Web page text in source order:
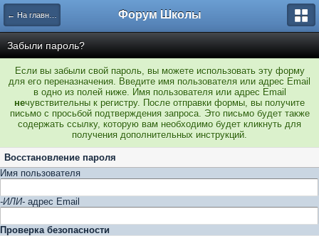
← На главную страницу Форум Школы
Забыли пароль?
Если вы забыли свой пароль, вы можете использовать эту форму
для его переназначения. Введите имя пользователя или адрес Email
в одно из полей ниже. Имя пользователя или адрес Email
нечувствительны к регистру. После отправки формы, вы получите
письмо с просьбой подтверждения запроса. Это письмо будет также
содержать ссылку, которую вам необходимо будет кликнуть для
получения дополнительных инструкций.
Восстановление пароля
Имя пользователя
-ИЛИ- адрес Email
Проверка безопасности